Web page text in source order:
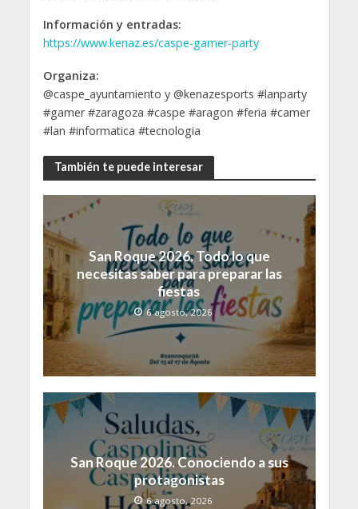
Información y entradas:
https://www.kenaz.es/caspe-gamer-party
Organiza:
@caspe_ayuntamiento y @kenazesports #lanparty
#gamer #zaragoza #caspe #aragon #feria #camer
#lan #informatica #tecnologia
También te puede interesar
San Roque 2026. Todo lo que
necesitas saber para preparar las
fiestas
6 agosto, 2026
San Roque 2026. Conociendo a sus
protagonistas
6 agosto, 2026